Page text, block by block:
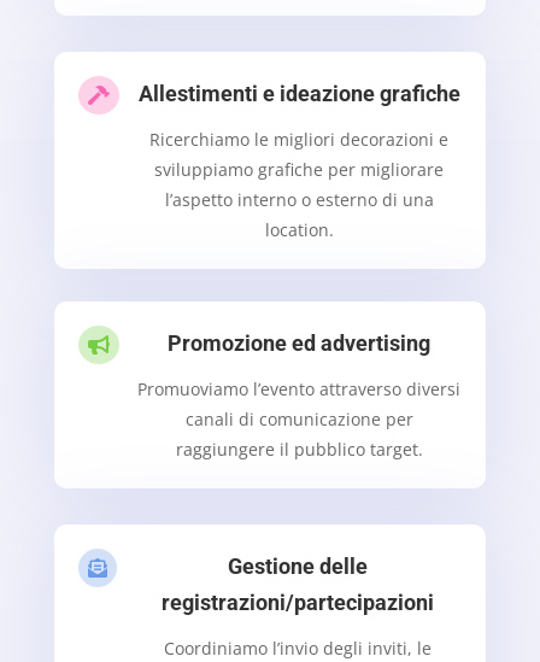
 Allestimenti e ideazione grafiche
Ricerchiamo le migliori decorazioni e
sviluppiamo grafiche per migliorare
l’aspetto interno o esterno di una
location.
 Promozione ed advertising
Promuoviamo l’evento attraverso diversi
canali di comunicazione per
raggiungere il pubblico target.

Gestione delle
registrazioni/partecipazioni
Coordiniamo l’invio degli inviti, le